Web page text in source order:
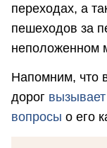
переходах, а
пешеходов за
неположенном
Напомним, что
дорог
вопросы о его